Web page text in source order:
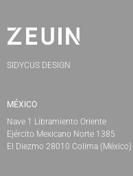
SIDYCUS DESIGN
MÉXICO
Nave 1 Libramiento Oriente
Ejército Mexicano Norte 1385
El Diezmo 28010 Colima (México)